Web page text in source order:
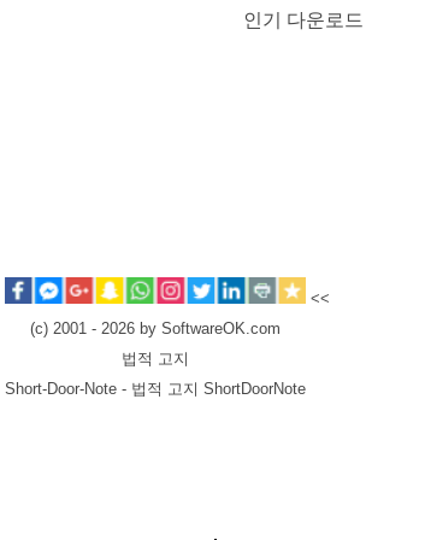
인기 다운로드
<<
(c) 2001 - 2026 by SoftwareOK.com
법적 고지
Short-Door-Note - 법적 고지 ShortDoorNote